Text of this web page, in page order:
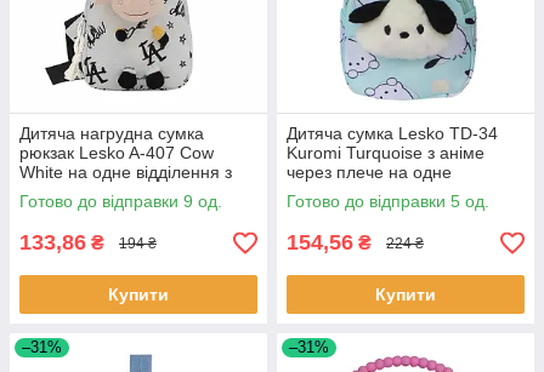
Дитяча нагрудна сумка
рюкзак Lesko A-407 Cow
White на одне відділення з
ремінцем 9 шт.
Готово до відправки 9 од.
133,86 ₴ 194 ₴
Купити
Дитяча сумка Lesko TD-34
Kuromi Turquoise з аніме
через плече на одне
відділення з ремінцем 5 шт.
Готово до відправки 5 од.
154,56 ₴ 224 ₴
Купити
–31% –31%